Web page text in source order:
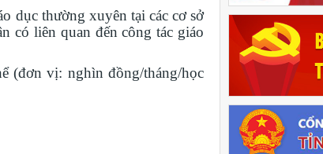
dục thường xuyên tại các cơ sở
có liên quan đến công tác giáo
(đơn vị: nghìn đồng/tháng/học